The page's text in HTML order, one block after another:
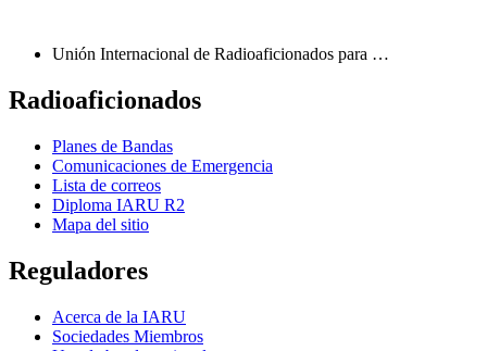
Unión Internacional de Radioaficionados para …
Radioaficionados
Planes de Bandas
Comunicaciones de Emergencia
Lista de correos
Diploma IARU R2
Mapa del sitio
Reguladores
Acerca de la IARU
Sociedades Miembros